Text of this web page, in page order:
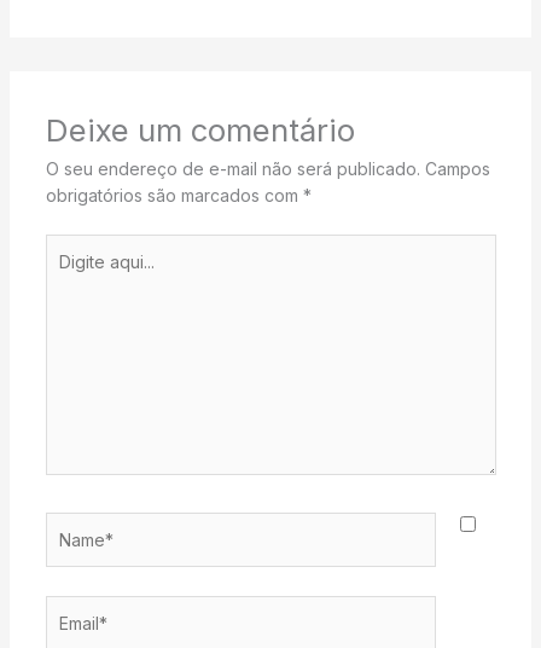
Deixe um comentário
O seu endereço de e-mail não será publicado. Campos
obrigatórios são marcados com *
aqui...